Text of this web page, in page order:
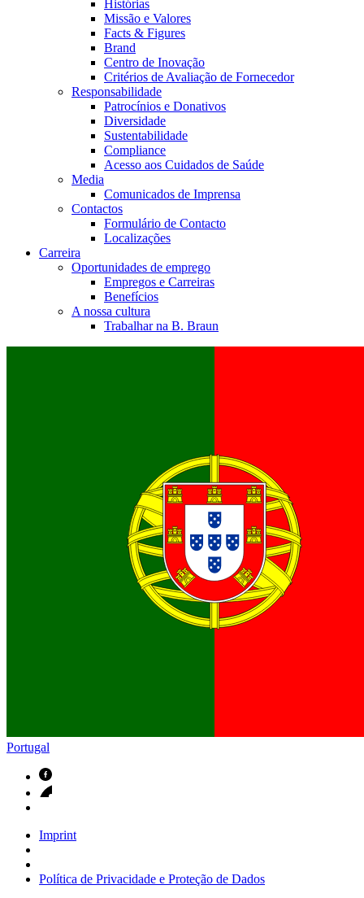
Histórias
Missão e Valores
Facts & Figures
Brand
Centro de Inovação
Critérios de Avaliação de Fornecedor
Responsabilidade
Patrocínios e Donativos
Diversidade
Sustentabilidade
Compliance
Acesso aos Cuidados de Saúde
Media
Comunicados de Imprensa
Contactos
Formulário de Contacto
Localizações
Carreira
Oportunidades de emprego
Empregos e Carreiras
Benefícios
A nossa cultura
Trabalhar na B. Braun
Portugal
Imprint
Política de Privacidade e Proteção de Dados